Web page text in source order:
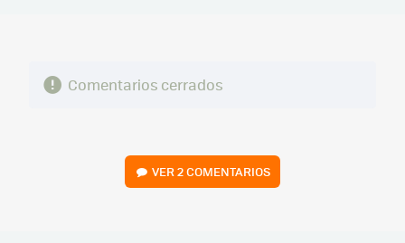
Comentarios cerrados
VER2 COMENTARIOS